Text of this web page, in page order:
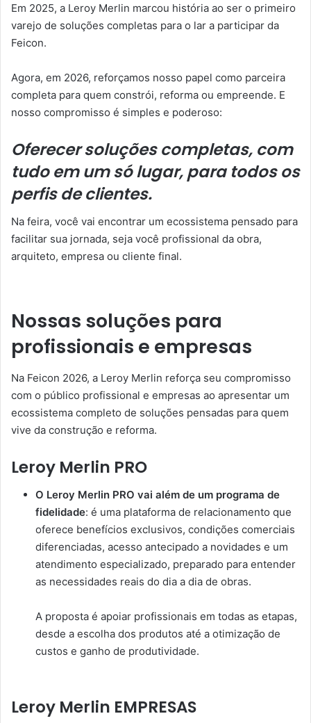
Em 2025, a Leroy Merlin marcou história ao ser o primeiro
varejo de soluções completas para o lar a participar da
Feicon.
Agora, em 2026, reforçamos nosso papel como parceira
completa para quem constrói, reforma ou empreende. E
nosso compromisso é simples e poderoso:
Oferecer soluções completas, com
tudo em um só lugar, para todos os
perfis de clientes.
Na feira, você vai encontrar um ecossistema pensado para
facilitar sua jornada, seja você profissional da obra,
arquiteto, empresa ou cliente final.
Nossas soluções para
profissionais e empresas
Na Feicon 2026, a Leroy Merlin reforça seu compromisso
com o público profissional e empresas ao apresentar um
ecossistema completo de soluções pensadas para quem
vive da construção e reforma.
Leroy Merlin PRO
O Leroy Merlin PRO vai além de um programa de
fidelidade: é uma plataforma de relacionamento que
oferece benefícios exclusivos, condições comerciais
diferenciadas, acesso antecipado a novidades e um
atendimento especializado, preparado para entender
as necessidades reais do dia a dia de obras.
A proposta é apoiar profissionais em todas as etapas,
desde a escolha dos produtos até a otimização de
custos e ganho de produtividade.
Leroy Merlin EMPRESAS